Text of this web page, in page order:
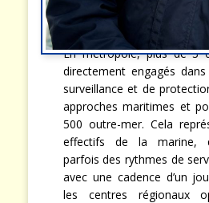
En métropole, plus de 3
directement engagés
surveillance et de
approches maritimes et
500 outre-mer. Cela
effectifs de la marine,
parfois des rythmes de
avec une cadence d’un
les centres régionaux